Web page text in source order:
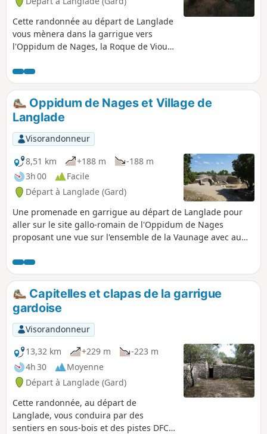
Cette randonnée au départ de Langlade
vous mènera dans la garrigue vers
l'Oppidum de Nages, la Roque de Viou
sous-bois tantôt en corniche avec vue
sur la Vaunage. Une belle variante d'une
autre randonnée dans le même secteur.
Oppidum de Nages et Village de
Langlade
Visorandonneur
8,51 km
+188 m
-188 m
3h 00
Facile
Départ à Langlade (Gard)
Une promenade en garrigue au départ de Langlade pour
aller sur le site gallo-romain de l'Oppidum de Nages
proposant une vue sur l'ensemble de la Vaunage avec au
une visite du village de Langlade avec ses ruelles, son
moulin, son temple, ses 2 places... et ses maisons
séculaires.
Capitelles et clapas de la garrigue
gardoise
Visorandonneur
13,32 km
+229 m
-223 m
4h 30
Moyenne
Départ à Langlade (Gard)
Cette randonnée, au départ de
Langlade, vous conduira par des
sentiers en sous-bois et des pistes DFCI